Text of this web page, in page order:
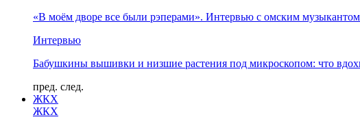
«В моём дворе все были рэперами». Интервью с омским
Интервью
Бабушкины вышивки и низшие растения под микроскопом: что
пред. след.
ЖКХ
ЖКХ